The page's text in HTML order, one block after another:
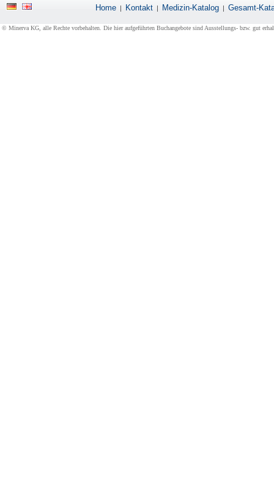
Home | Kontakt | Medizin-Katalog | Gesamt-
© Minerva KG, alle Rechte vorbehalten. Die hier aufgeführten Buchangebote sind Ausstellungs- bzw. gut